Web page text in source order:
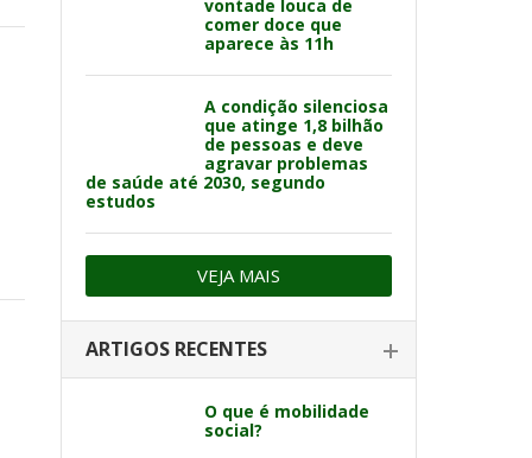
vontade louca de
comer doce que
aparece às 11h
A condição silenciosa
que atinge 1,8 bilhão
de pessoas e deve
agravar problemas
de saúde até 2030, segundo
estudos
VEJA MAIS
ARTIGOS RECENTES
O que é mobilidade
social?